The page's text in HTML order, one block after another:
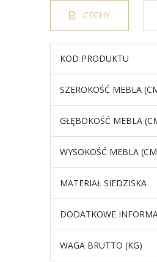
CECHY
KOD PRODUKTU
SZEROKOŚĆ MEBLA
GŁĘBOKOŚĆ MEBLA
WYSOKOŚĆ MEBLA
MATERIAŁ SIEDZISKA
DODATKOWE
WAGA BRUTTO (KG)